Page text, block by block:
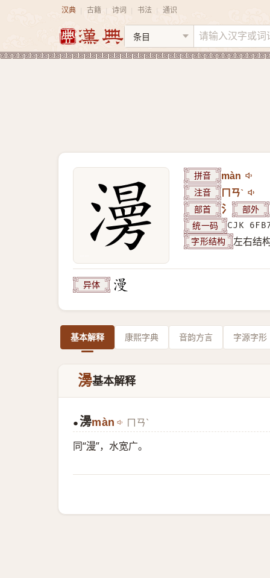
汉典 古籍 诗词 书法 通识
拼音 màn
注音 ㄇㄢˋ
部首 氵 部外
统一码 CJK
字形结构 左右结
异体
基本解释 康熙字典 音韵方言 字源字形
澷基本解释
● 澷màn ㄇㄢˋ
同“漫”，水宽广。